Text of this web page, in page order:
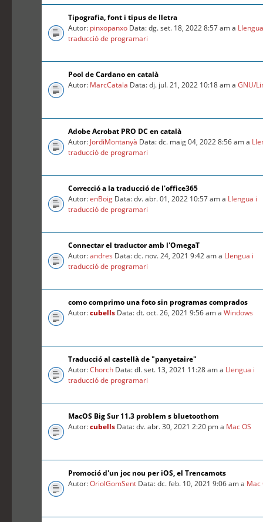
Tipografia, font i tipus de lletra
Autor: pinxopanxo Data: dg. set. 18, 2022 8:57 am a
traducció de programari
Pool de Cardano en català
Autor: MarcCatala Data: dj. jul. 21, 2022 10:18 am aGNU/
Adobe Acrobat PRO DC en català
Autor: JordiMontanyà Data: dc. maig 04, 2022 8:56 am a
traducció de programari
Correcció a la traducció de l'office365
Autor:enBoig Data: dv. abr. 01, 2022 10:57 am a Llengua i
traducció de programari
Connectar el traductor amb l'OmegaT
Autor:andres Data: dc. nov. 24, 2021 9:42 am a Llengua i
traducció de programari
como comprimo una foto sin programas comprados
Autor:cubells Data: dt. oct. 26, 2021 9:56 am aWindows
Traducció al castellà de "panyetaire"
Autor:Chorch Data: dl. set. 13, 2021 11:28 am a Llengua i
traducció de programari
MacOS Big Sur 11.3 problem s bluetoothom
Autor:cubells Data: dv. abr. 30, 2021 2:20 pm a Mac OS
Promoció d'un joc nou per iOS, el Trencamots
Autor:OriolGomSent Data: dc. feb. 10, 2021 9:06 am a Mac